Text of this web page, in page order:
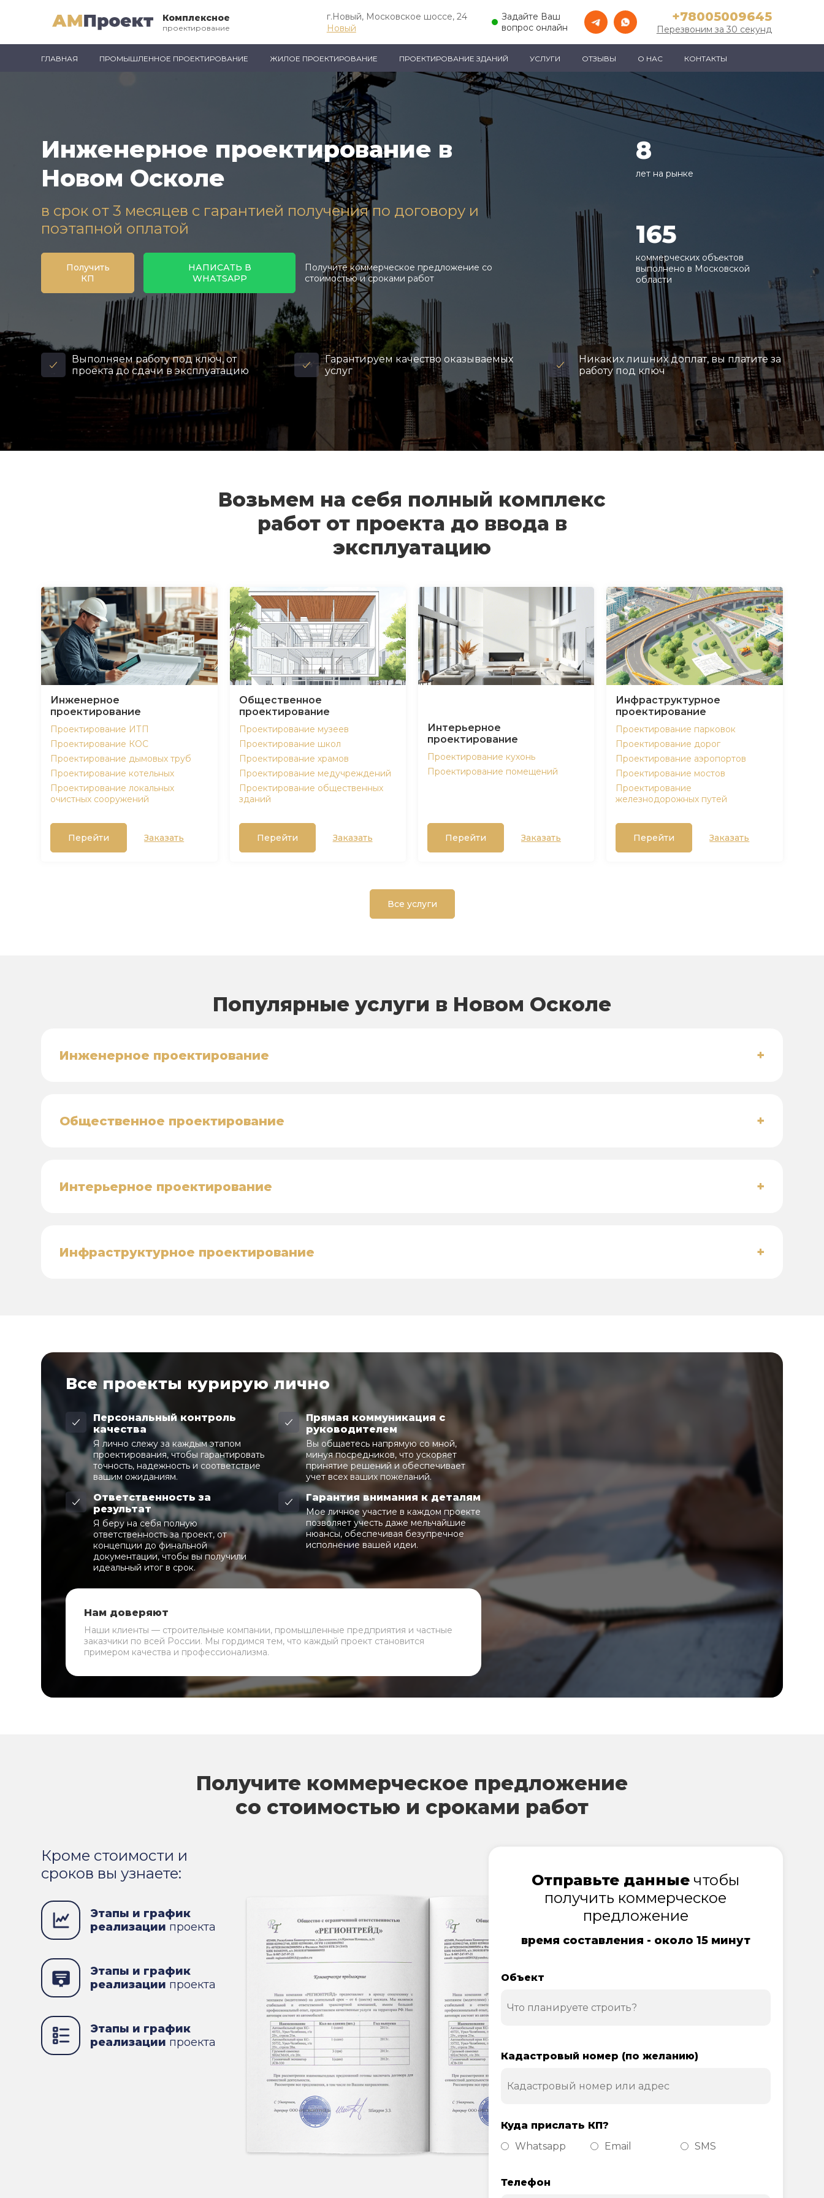
Комплексное
проектирование
г.Новый, Московское шоссе, 24
Новый
Задайте Ваш
вопрос онлайн
+78005009645
Перезвоним за 30 секунд
ГЛАВНАЯ ПРОМЫШЛЕННОЕ ПРОЕКТИРОВАНИЕ ЖИЛОЕ ПРОЕКТИРОВАНИЕ ПРОЕКТИРОВАНИЕ ЗДАНИЙ УСЛУГИ ОТЗЫВЫ О НАС КОНТАКТЫ
Инженерное проектирование в
Новом Осколе
в срок от 3 месяцев с гарантией получения по договору и
поэтапной оплатой
Получить
КП
НАПИСАТЬ В
WHATSAPP
Получите коммерческое предложение со
стоимостью и сроками работ
8
лет на рынке
165
коммерческих объектов
выполнено в Московской
области
Выполняем работу под ключ, от
проекта до сдачи в эксплуатацию
Гарантируем качество оказываемых
услуг
Никаких лишних доплат, вы платите за
работу под ключ
Возьмем на себя полный комплекс
работ от проекта до ввода в
эксплуатацию
Инженерное
проектирование
Проектирование ИТП
Проектирование КОС
Проектирование дымовых труб
Проектирование котельных
Проектирование локальных
очистных сооружений
Перейти Заказать
Общественное
проектирование
Проектирование музеев
Проектирование школ
Проектирование храмов
Проектирование медучреждений
Проектирование общественных
зданий
Перейти Заказать
Интерьерное
проектирование
Проектирование кухонь
Проектирование помещений
Перейти Заказать
Инфраструктурное
проектирование
Проектирование парковок
Проектирование дорог
Проектирование аэропортов
Проектирование мостов
Проектирование
железнодорожных путей
Перейти Заказать
Все услуги
Популярные услуги в Новом Осколе
Инженерное проектирование +
Общественное проектирование +
Интерьерное проектирование +
Инфраструктурное проектирование +
Все проекты курирую лично
Персональный контроль
качества
Я лично слежу за каждым этапом
проектирования, чтобы гарантировать
точность, надежность и соответствие
вашим ожиданиям.
Прямая коммуникация с
руководителем
Вы общаетесь напрямую со мной,
минуя посредников, что ускоряет
принятие решений и обеспечивает
учет всех ваших пожеланий.
Ответственность за
результат
Я беру на себя полную
ответственность за проект, от
концепции до финальной
документации, чтобы вы получили
идеальный итог в срок.
Гарантия внимания к деталям
Мое личное участие в каждом проекте
позволяет учесть даже мельчайшие
нюансы, обеспечивая безупречное
исполнение вашей идеи.
Нам доверяют
Наши клиенты — строительные компании, промышленные предприятия и частные
заказчики по всей России. Мы гордимся тем, что каждый проект становится
примером качества и профессионализма.
Получите коммерческое предложение
со стоимостью и сроками работ
Кроме стоимости и
сроков вы узнаете:
Этапы и график
реализации проекта
Этапы и график
реализации проекта
Этапы и график
реализации проекта
Отправьте данные чтобы
получить коммерческое
предложение
время составления - около 15 минут
Объект
Кадастровый номер (по желанию)
Куда прислать КП?
Whatsapp
Email SMS
Телефон